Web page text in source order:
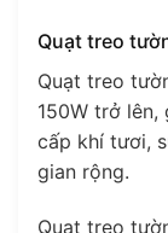
Quạt treo
Quạt treo
150W trở
cấp khí tươi,
gian rộng.
Quạt treo